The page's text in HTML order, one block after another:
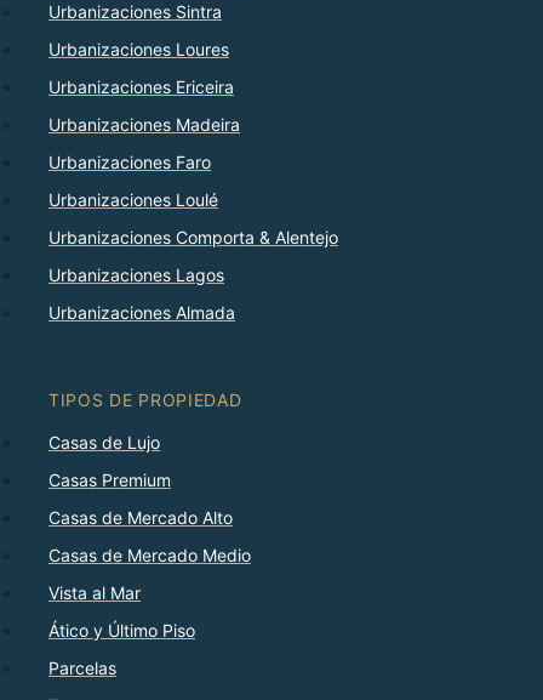
Urbanizaciones Sintra
Urbanizaciones Loures
Urbanizaciones Ericeira
Urbanizaciones Madeira
Urbanizaciones Faro
Urbanizaciones Loulé
Urbanizaciones Comporta & Alentejo
Urbanizaciones Lagos
Urbanizaciones Almada
TIPOS DE PROPIEDAD
Casas de Lujo
Casas Premium
Casas de Mercado Alto
Casas de Mercado Medio
Vista al Mar
Ático y Último Piso
Parcelas